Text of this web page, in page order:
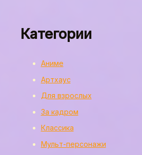
Категории
Аниме
Артхаус
Для взрослых
За кадром
Классика
Мульт-персонажи